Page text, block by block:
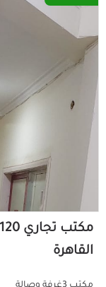
القاهرة